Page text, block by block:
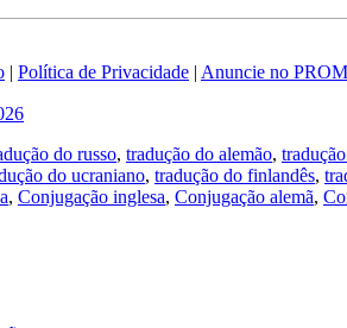
| Política de Privacidade | Anuncie no
do russo, tradução do alemão,
do ucraniano, tradução do finlandês,
, Conjugação inglesa, Conjugação alemã,